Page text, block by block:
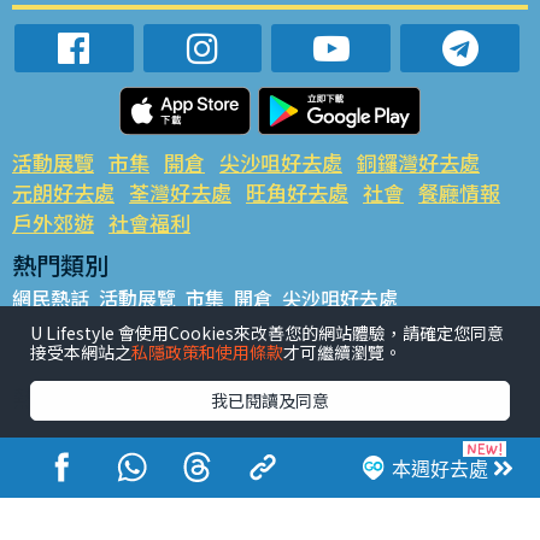
本週好去處
活動展覽 市集 開倉 尖沙咀好去處 銅鑼灣好去處
元朗好去處 荃灣好去處 旺角好去處 社會 餐廳情報
戶外郊遊 社會福利
熱門類別
網民熱話 活動展覽 市集 開倉 尖沙咀好去處
銅鑼灣好去處 元朗好去處 荃灣好去處 旺角好去處 社會
餐廳情報 戶外郊遊
熱門標籤
#UGO搵好去處 #人氣活動推介 #美食社群熱話
#親子玩樂好去處
#ULifestyle應用程式
#限時搶
#UJetso禮物放送
#ULifestyle商戶中心 #著數 #網絡熱話
U Lifestyle 會使用Cookies來改善您的網站體驗，請確定您同意
接受本網站之私隱政策和使用條款才可繼續瀏覽。
我已閱讀及同意